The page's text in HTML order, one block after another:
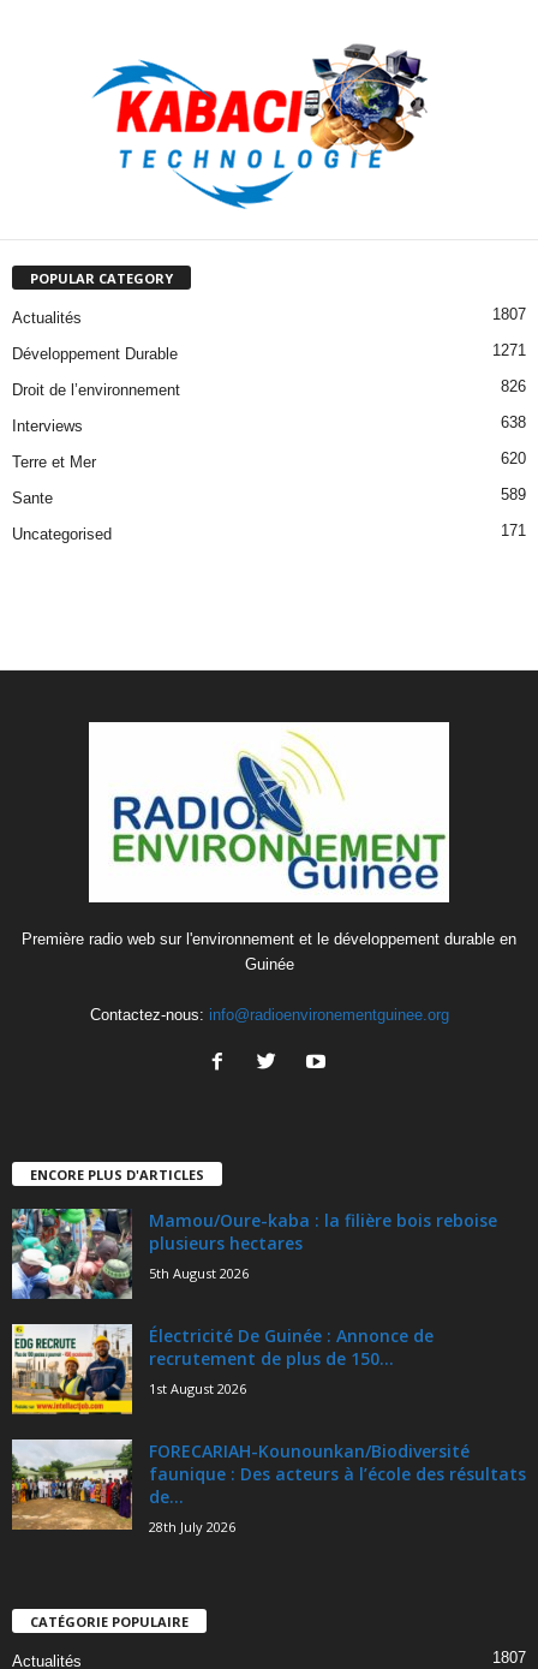
POPULAR CATEGORY
Actualités 1807
Développement Durable 1271
Droit de l’environnement 826
Interviews 638
Terre et Mer 620
Sante 589
Uncategorised 171
Première radio web sur l'environnement et le développement durable en
Guinée
Contactez-nous: info@radioenvironementguinee.org
ENCORE PLUS D'ARTICLES
Mamou/Oure-kaba : la filière bois reboise
plusieurs hectares
5th August 2026
Électricité De Guinée : Annonce de
recrutement de plus de 150...
1st August 2026
FORECARIAH-Kounounkan/Biodiversité
faunique : Des acteurs à l’école des résultats
de...
28th July 2026
CATÉGORIE POPULAIRE
Actualités 1807